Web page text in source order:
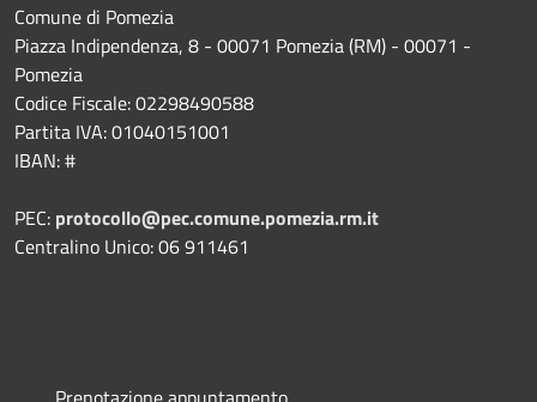
Comune di Pomezia
Piazza Indipendenza, 8 - 00071 Pomezia (RM) - 00071 -
Pomezia
Codice Fiscale: 02298490588
Partita IVA: 01040151001
IBAN: #
PEC: protocollo@pec.comune.pomezia.rm.it
Centralino Unico: 06 911461